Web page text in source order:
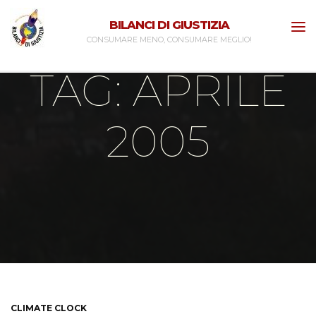
content
BILANCI DI GIUSTIZIA
CONSUMARE MENO, CONSUMARE MEGLIO!
TAG: APRILE
2005
CLIMATE CLOCK